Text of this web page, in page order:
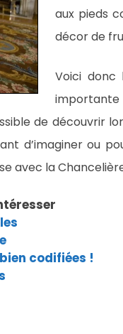
aux pieds
décor de
Voici donc
de découvrir
d’imaginer ou
avec la
codifiées !